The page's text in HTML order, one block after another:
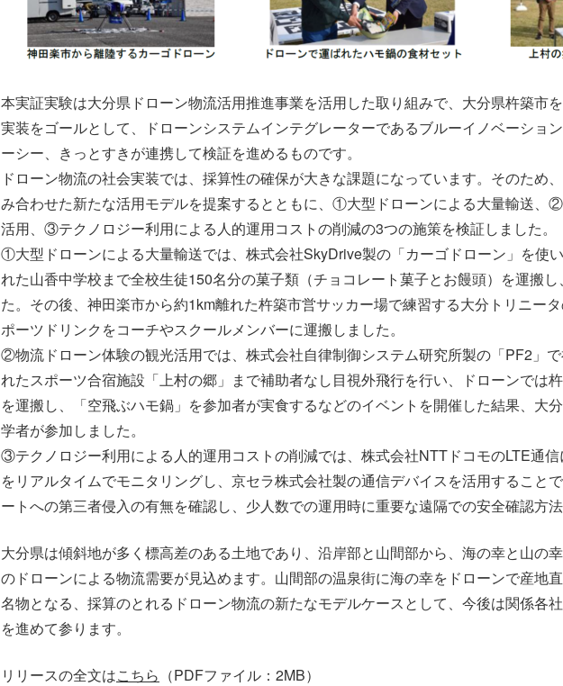
本実証実験は大分県ドローン物流活用推進事業を活用した取り組みで、大分県杵築市
実装をゴールとして、ドローンシステムインテグレーターであるブルーイノベーショ
ーシー、きっとすきが連携して検証を進めるものです。
ドローン物流の社会実装では、採算性の確保が大きな課題になっています。そのため
み合わせた新たな活用モデルを提案するとともに、①大型ドローンによる大量輸送、
活用、③テクノロジー利用による人的運用コストの削減の3つの施策を検証しました。
①大型ドローンによる大量輸送では、株式会社SkyDrive製の「カーゴドローン」を使
れた山香中学校まで全校生徒150名分の菓子類（チョコレート菓子とお饅頭）を運搬
た。その後、神田楽市から約1km離れた杵築市営サッカー場で練習する大分トリニー
ポーツドリンクをコーチやスクールメンバーに運搬しました。
②物流ドローン体験の観光活用では、株式会社自律制御システム研究所製の「PF2」
れたスポーツ合宿施設「上村の郷」まで補助者なし目視外飛行を行い、ドローンでは
を運搬し、「空飛ぶハモ鍋」を参加者が実食するなどのイベントを開催した結果、大
学者が参加しました。
③テクノロジー利用による人的運用コストの削減では、株式会社NTTドコモのLTE通
をリアルタイムでモニタリングし、京セラ株式会社製の通信デバイスを活用すること
ートへの第三者侵入の有無を確認し、少人数での運用時に重要な遠隔での安全確認方
大分県は傾斜地が多く標高差のある土地であり、沿岸部と山間部から、海の幸と山の
のドローンによる物流需要が見込めます。山間部の温泉街に海の幸をドローンで産地
名物となる、採算のとれるドローン物流の新たなモデルケースとして、今後は関係各
を進めて参ります。
リリースの全文はこちら （PDFファイル：2MB）